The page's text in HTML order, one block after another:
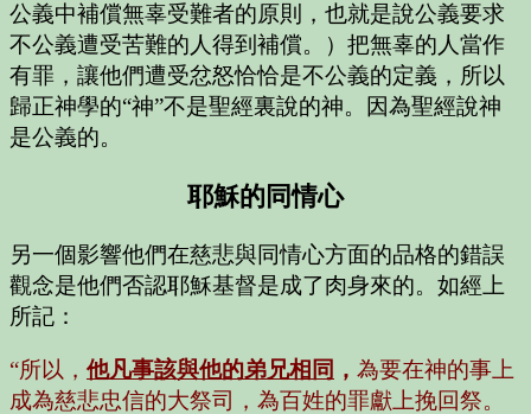
公義中補償無辜受難者的原則，也就是說公義要求
不公義遭受苦難的人得到補償。）把無辜的人當作
有罪，讓他們遭受忿怒恰恰是不公義的定義，所以
歸正神學的“神”不是聖經裏說的神。因為聖經說神
是公義的。
耶穌的同情心
另一個影響他們在慈悲與同情心方面的品格的錯誤
觀念是他們否認耶穌基督是成了肉身來的。如經上
所記：
“所以， 他凡事該與他的弟兄相同 ， 為要在神的事上
成為慈悲忠信的大祭司，為百姓的罪獻上挽回祭。